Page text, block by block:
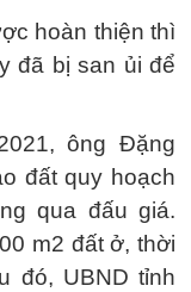
hoàn thiện thì
đã bị san ủi để
ông Đặng
đất quy hoạch
qua đấu giá.
m2 đất ở, thời
đó, UBND tỉnh